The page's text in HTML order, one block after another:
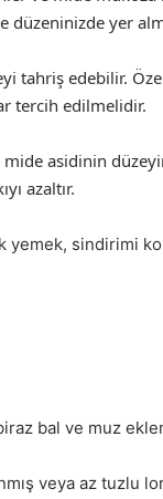
düzeninizde yer
tahriş edebilir.
tercih edilmelidir.
asidinin
azaltır.
sindirimi
bal ve muz
veya az tuzlu